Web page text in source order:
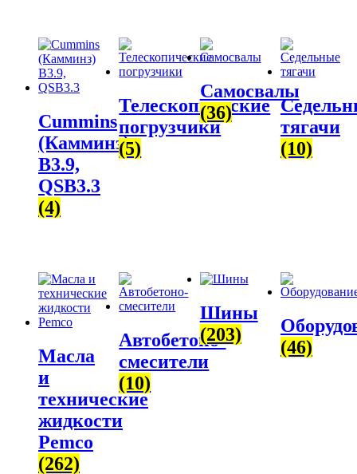
Cummins
(Камминз)
B3.9,
QSB3.3
(4)
Телескопические
погрузчики
(5)
Самосвалы
(36)
тягачи
(10)
Масла
и
технические
жидкости
Pemco
(262)
Автобетоно­
смесители
(10)
Шины
(203)
(46)